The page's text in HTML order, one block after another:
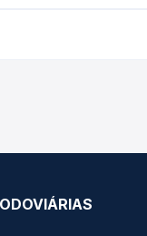
em tempo real e